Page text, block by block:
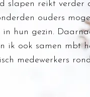
slapen reikt verder
ouders
in hun gezin.
ik ook samen mbt
medewerkers